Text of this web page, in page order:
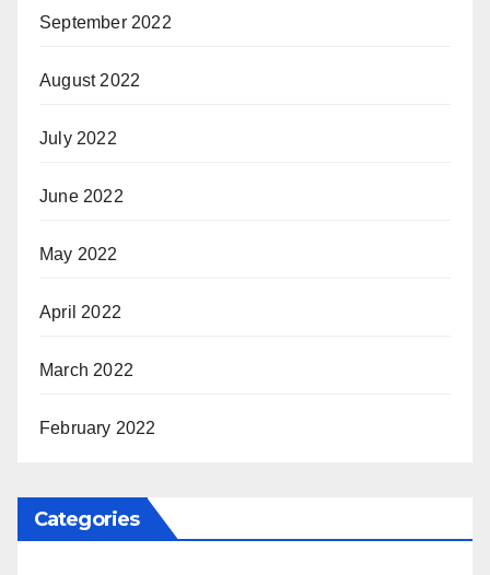
September 2022
August 2022
July 2022
June 2022
May 2022
April 2022
March 2022
February 2022
Categories